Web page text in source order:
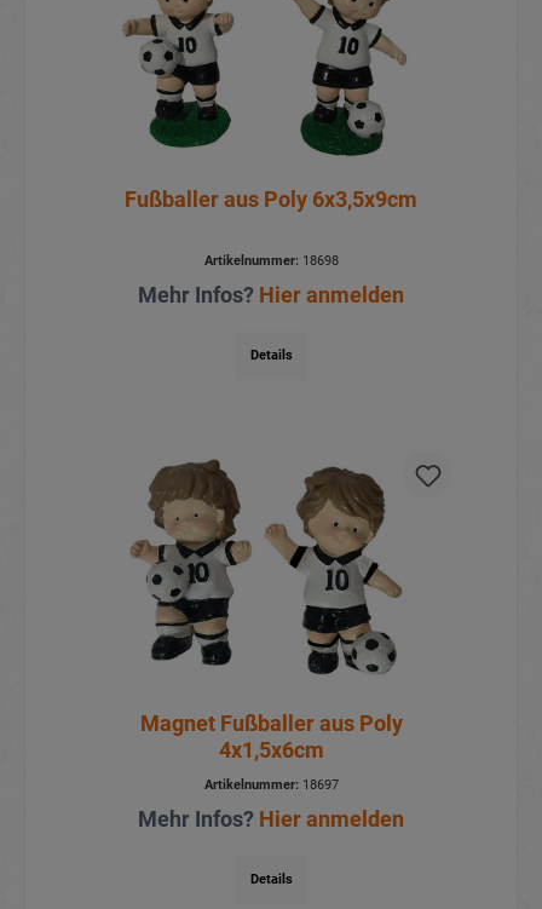
Fußballer aus Poly 6x3,5x9cm
Artikelnummer:18698
Mehr Infos? Hier anmelden
Details
Magnet Fußballer aus Poly
4x1,5x6cm
Artikelnummer:18697
Mehr Infos? Hier anmelden
Details